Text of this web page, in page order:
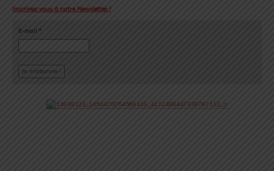
Inscrivez-vous à notre Newsletter !
E-mail *